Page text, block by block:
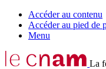
Accéder au contenu
Accéder au pied de
Menu
La